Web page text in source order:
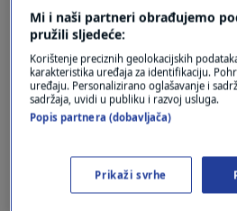
eura
Mi i naši partneri obrađujemo
pružili sljedeće:
Korištenje preciznih geolokacijskih
karakteristika uređaja za identifikaciju.
uređaju. Personalizirano oglašavanje i
sadržaja, uvidi u publiku i razvoj usluga.
Popis partnera (dobavljača)
Prikaži svrhe